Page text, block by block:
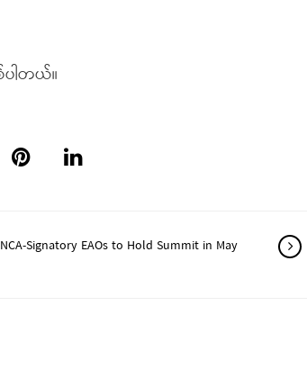
ပါတယ်။
NCA-Signatory EAOs to Hold Summit in May